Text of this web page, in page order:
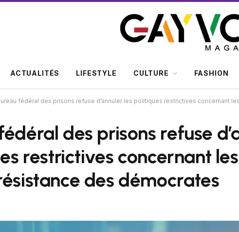
ACTUALITÉS LIFESTYLE CULTURE FASHION
fédéral des prisons refuse d’annuler les politiques restrictives concernant
des prisons refuse
restrictives concernant
des démocrates